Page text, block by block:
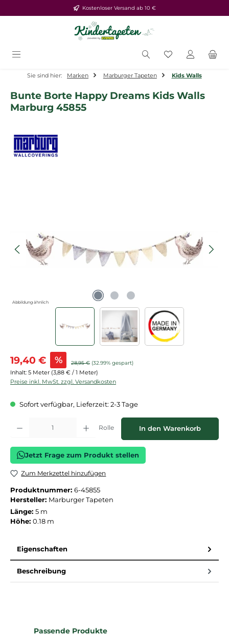
Zum Hauptinhalt springenKostenloser Versand ab 10 €
Du hast 0
Sie sind hier: Marken Marburger Tapeten Kids Walls
Bunte Borte Happy Dreams Kids Walls
Marburg 45855
Abbildung ähnlich
Verkaufspreis:
19,40 € % Regulärer Preis:
28,95 € (32.99% gespart)
Inhalt: 5 Meter (3,88 € / 1 Meter)
Preise inkl. MwSt. zzgl. Versandkosten
Sofort verfügbar, Lieferzeit: 2-3 Tage
Produkt Anzahl: Gib den gewünschten Wert ein oder benutze die
Rolle In den Warenkorb
Jetzt Frage zum Produkt stellen
Zum Merkzettel hinzufügen
Produktnummer: 6-45855
Hersteller: Marburger Tapeten
Länge: 5 m
Höhe: 0.18 m
Eigenschaften
Beschreibung
Produktgalerie überspringen
Passende Produkte